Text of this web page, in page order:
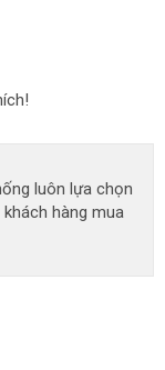
luôn lựa chọn
hàng mua